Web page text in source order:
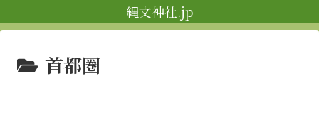
縄文神社.jp
首都圏